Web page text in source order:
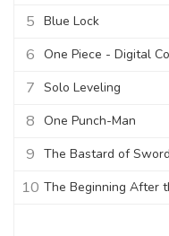
5 Blue Lock
6 One Piece - Digital
7 Solo Leveling
8 One Punch-Man
9 The Bastard of
10 The Beginning After